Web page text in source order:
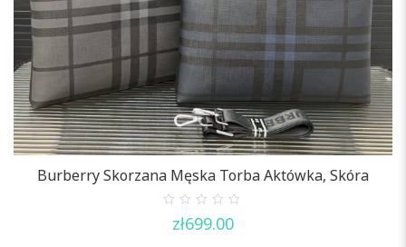
Burberry Skorzana Męska Torba Aktówka, Skóra
out
zł699.00